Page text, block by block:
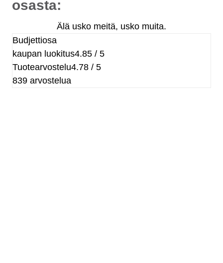
osasta:
Älä usko meitä, usko muita.
Budjettiosa
kaupan luokitus4.85 / 5
Tuotearvostelu4.78 / 5
839 arvostelua